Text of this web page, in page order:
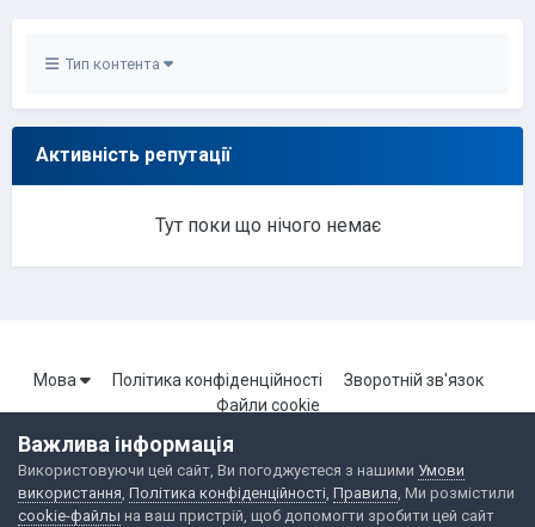
Тип контента
Активність репутації
Тут поки що нічого немає
Мова Політика конфіденційності
Зворотній зв'язок
Файли cookie
Портал Броварської локальної мережі. Всі права захищені.
Powered by Invision Community
Важлива інформація
Використовуючи цей сайт, Ви погоджуєтеся з нашими Умови
використання Політика конфіденційності Правила , Ми розмістили
cookie-файлы на ваш пристрій, щоб допомогти зробити цей сайт